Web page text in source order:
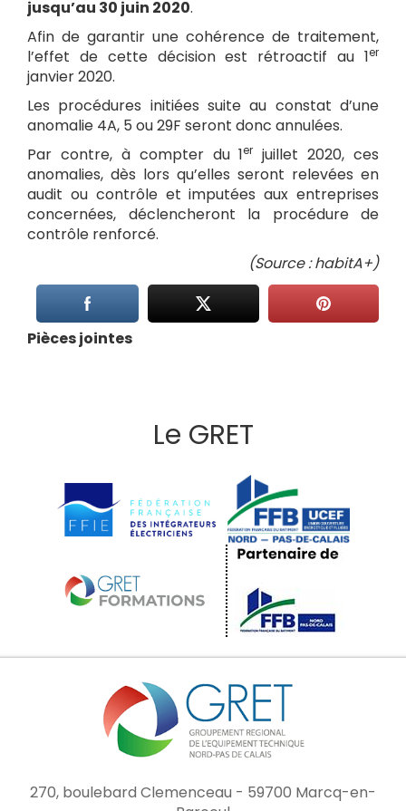
jusqu’au 30 juin 2020.
Afin de garantir une cohérence de traitement,
l’effet de cette décision est rétroactif au 1er
janvier 2020.
Les procédures initiées suite au constat d’une
anomalie 4A, 5 ou 29F seront donc annulées.
Par contre, à compter du 1er juillet 2020, ces
anomalies, dès lors qu’elles seront relevées en
audit ou contrôle et imputées aux entreprises
concernées, déclencheront la procédure de
contrôle renforcé.
(Source : habitA+)
Pièces jointes
Le GRET
270, boulebard Clemenceau - 59700 Marcq-en-